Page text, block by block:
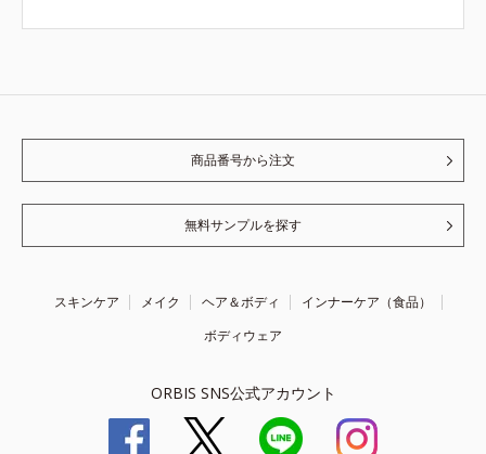
商品番号から注文
無料サンプルを探す
スキンケア メイク ヘア＆ボディ
インナーケア（食品）
ボディウェア
ORBIS SNS公式アカウント